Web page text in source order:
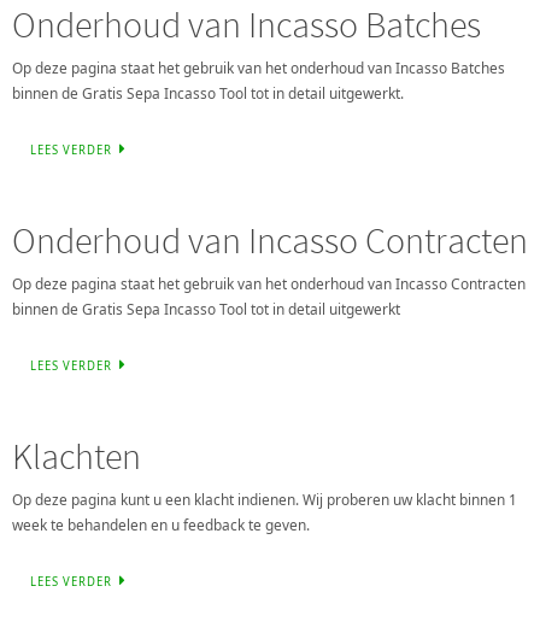
Onderhoud van Incasso Batches
Op deze pagina staat het gebruik van het onderhoud van Incasso Batches
binnen de Gratis Sepa Incasso Tool tot in detail uitgewerkt.
LEES VERDER
Onderhoud van Incasso Contracten
Op deze pagina staat het gebruik van het onderhoud van Incasso Contracten
binnen de Gratis Sepa Incasso Tool tot in detail uitgewerkt
LEES VERDER
Klachten
Op deze pagina kunt u een klacht indienen. Wij proberen uw klacht binnen 1
week te behandelen en u feedback te geven.
LEES VERDER